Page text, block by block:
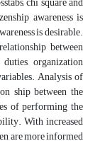
awareness is
is desirable.
between
organization
Analysis of
ship between the
of performing the
With increased
are more informed